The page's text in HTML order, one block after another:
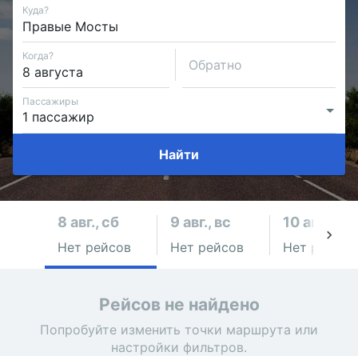
Куда?
Когда?
Обратно
Пассажиры
Найти
8 авг., сб
Нет рейсов
9 авг., вс
Нет рейсов
10 авг., пн
Нет рейсов
Рейсов не найдено
Попробуйте изменить точки маршрута или
настройки фильтров.